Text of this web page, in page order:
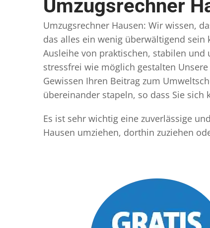
Umzugsrechner
Umzugsrechner Hausen: Wir wissen,
das alles ein wenig überwältigend
Ausleihe von praktischen, stabilen
stressfrei wie möglich gestalten
Gewissen Ihren Beitrag zum
übereinander stapeln, so dass Sie
Es ist sehr wichtig eine zuverlässige
Hausen umziehen, dorthin zuziehen